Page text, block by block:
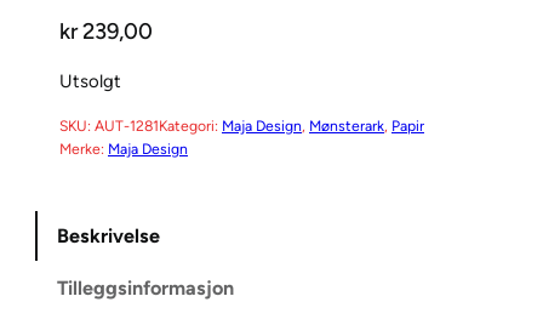
kr239,00
Utsolgt
SKU: AUT-1281Kategori: Maja Design, Mønsterark, Papir
Merke: Maja Design
Beskrivelse
Tilleggsinformasjon